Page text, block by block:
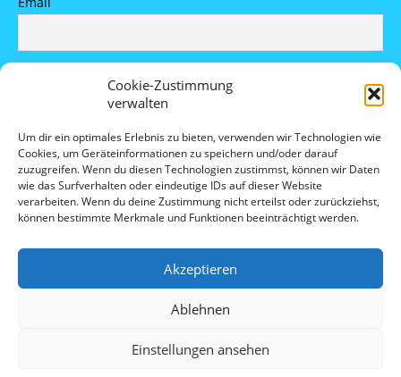
Cookie-Zustimmung
verwalten
Um dir ein optimales Erlebnis zu bieten, verwenden wir Technologien wie
Cookies, um Geräteinformationen zu speichern und/oder darauf
zuzugreifen. Wenn du diesen Technologien zustimmst, können wir Daten
wie das Surfverhalten oder eindeutige IDs auf dieser Website
verarbeiten. Wenn du deine Zustimmung nicht erteilst oder zurückziehst,
können bestimmte Merkmale und Funktionen beeinträchtigt werden.
Akzeptieren
Ablehnen
Einstellungen ansehen
Datenschutzerklärung.
Datenschutz
Cookie-Richtlinie (EU)
Impressum
© 2025 Luftkind Filmverleih